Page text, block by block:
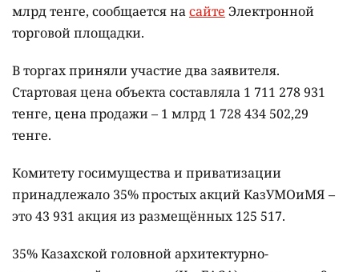
млрд тенге, сообщается насайте Электронной
торговой площадки.
В торгах приняли участие два заявителя.
Стартовая цена объекта составляла 1 711 278 931
тенге, цена продажи – 1 млрд 1 728 434 502,29
тенге.
Комитету госимущества и приватизации
принадлежало 35% простых акций КазУМОиМЯ –
это 43 931 акция из размещённых 125 517.
35% Казахской головной архитектурно-